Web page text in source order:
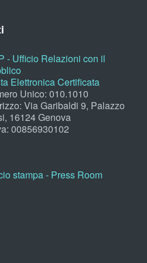
- Ufficio Relazioni con il
Elettronica Certificata
Unico: 010.1010
Via Garibaldi 9, Palazzo
16124 Genova
00856930102
stampa - Press Room